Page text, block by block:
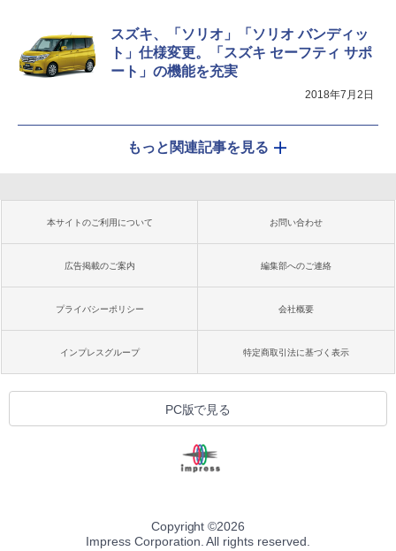
スズキ、「ソリオ」「ソリオ バンディッ
ト」仕様変更。「スズキ セーフティ サポ
ート」の機能を充実
2018年7月2日
もっと関連記事を見る
本サイトのご利用について お問い合わせ
広告掲載のご案内 編集部へのご連絡
プライバシーポリシー 会社概要
インプレスグループ 特定商取引法に基づく表示
PC版で見る
Copyright ©2026
Impress Corporation. All rights reserved.